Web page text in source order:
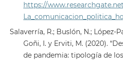
https://
Salaverría, R.; Buslón, N.; López-
Goñi, I. y Erviti, M. (2020).
de pandemia: tipología de